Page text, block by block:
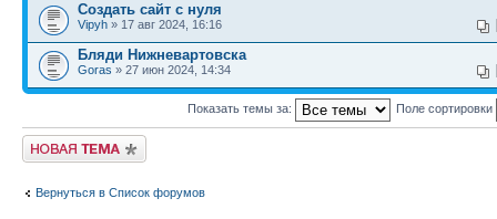
Создать сайт с нуля
Vipyh » 17 авг 2024, 16:16
Бляди Нижневартовска
Goras » 27 июн 2024, 14:34
Показать темы за: Поле сортировки
Новая тема
Вернуться в Список форумов